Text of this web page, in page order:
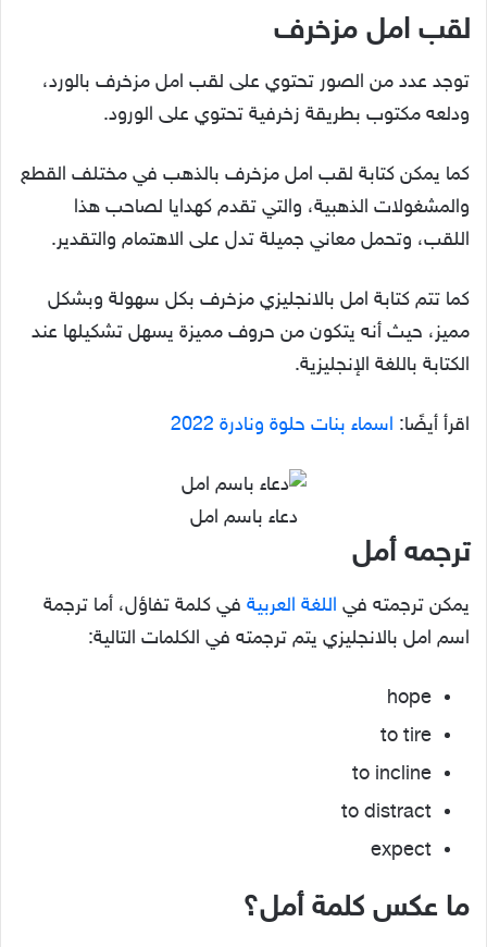
لقب امل مزخرف
توجد عدد من الصور تحتوي على لقب امل مزخرف بالورد،
ودلعه مكتوب بطريقة زخرفية تحتوي على الورود.
كما يمكن كتابة لقب امل مزخرف بالذهب في مختلف القطع
والمشغولات الذهبية، والتي تقدم كهدايا لصاحب هذا
اللقب، وتحمل معاني جميلة تدل على الاهتمام والتقدير.
كما تتم كتابة امل بالانجليزي مزخرف بكل سهولة وبشكل
مميز، حيث أنه يتكون من حروف مميزة يسهل تشكيلها عند
الكتابة باللغة الإنجليزية.
اقرأ أيضًا: اسماء بنات حلوة ونادرة 2022
دعاء باسم امل
ترجمه أمل
يمكن ترجمته في اللغة العربية في كلمة تفاؤل، أما ترجمة
اسم امل بالانجليزي يتم ترجمته في الكلمات التالية:
hope
to tire
to incline
to distract
expect
ما عكس كلمة أمل؟